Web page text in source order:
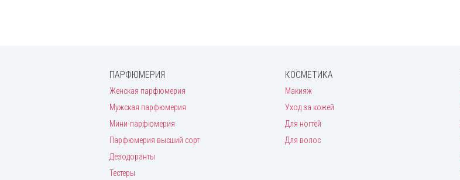
ПАРФЮМЕРИЯ
Женская парфюмерия
Мужская парфюмерия
Мини-парфюмерия
Парфюмерия высший сорт
Дезодоранты
Тестеры
КОСМЕТИКА
Макияж
Уход за кожей
Для ногтей
Для волос